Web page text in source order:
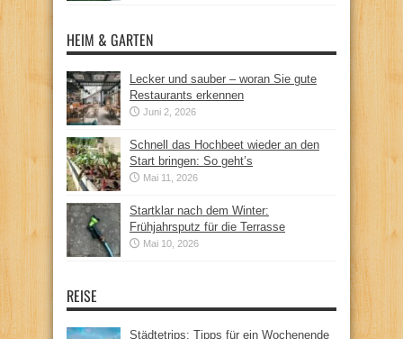
HEIM & GARTEN
Lecker und sauber – woran Sie gute
Restaurants erkennen
Juni 2, 2026
Schnell das Hochbeet wieder an den
Start bringen: So geht’s
Mai 11, 2026
Startklar nach dem Winter:
Frühjahrsputz für die Terrasse
Mai 10, 2026
REISE
Städtetrips: Tipps für ein Wochenende